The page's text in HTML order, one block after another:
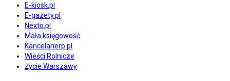
E-kiosk.pl
E-gazety.pl
Nexto.pl
Mała księgowość
Kancelarierp.pl
Wieści Rolnicze
Życie Warszawy